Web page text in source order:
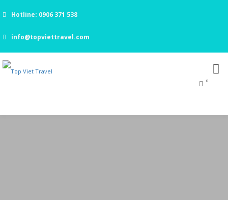
Hotline: 0906 371 538
info@topviettravel.com
0